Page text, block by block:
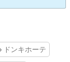
ドンキホーテ